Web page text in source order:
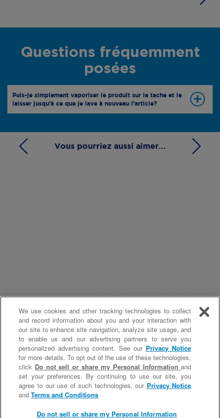
Questions fréquemment
posées
Puis-je simplement vaporiser le produit sur la tache et le
laisser jusqu'à ce que je lave à nouveau l’article?
Vous pourriez aussi aimer...
Modalités d'utilisation du Site Politique de confidentialité
Contactez-nous Do not sell or share my Personal Information
©2026 Church & Dwight Co., Inc.
We use cookies and other tracking technologies to collect
and record information about you and your interaction with
our site to enhance site navigation, analyze site usage, and
to enable us and our advertising partners to serve you
personalized advertising content. See our Privacy Notice
for more details. To opt out of the use of these technologies,
click Do not sell or share my Personal Informationand
set your preferences. By continuing to use our site, you
agree to our use of such technologies, our Privacy Notice
andTerms and Conditions
Do not sell or share my Personal Information